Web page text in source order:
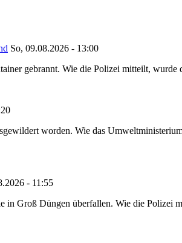
So, 09.08.2026 - 13:00
gebrannt. Wie die Polizei mitteilt,
worden. Wie das
- 11:55
Groß Düngen überfallen. Wie die Polizei